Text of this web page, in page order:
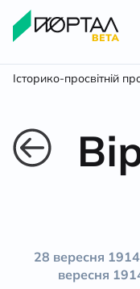
Історико-просвітній
28 вересня
вересня